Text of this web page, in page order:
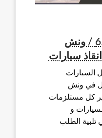
ونش الجليعة / 65557275 / ونش
سيارات
السيارات
في ونش
كل مستلزمات
و
تلبية الطلب